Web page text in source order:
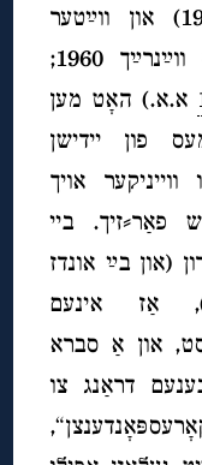
אַזש פון יחיאל פישערן (1936) און ווײַטער
(אוריאל ווײַנרײַך 1958; מאַקס ווײַנרײַך 1960;
א.א.) האָט מען
פון יידישן
אויך
פאַר⸗זיך. ביי
(און בײַ אונדז
אַז אינעם
און אַ סברא
דראַנג צו